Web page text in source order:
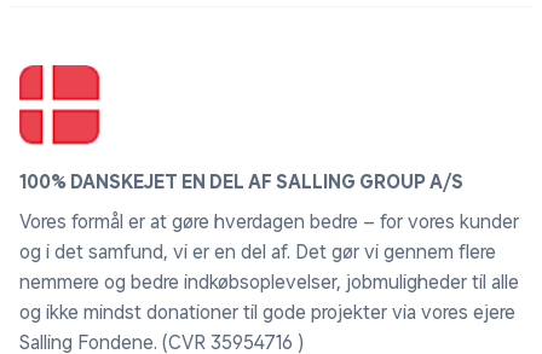
100% DANSKEJET EN DEL AF SALLING GROUP A/S
Vores formål er at gøre hverdagen bedre – for vores kunder
og i det samfund, vi er en del af. Det gør vi gennem flere
nemmere og bedre indkøbsoplevelser, jobmuligheder til alle
og ikke mindst donationer til gode projekter via vores ejere
Salling Fondene. (CVR 35954716 )